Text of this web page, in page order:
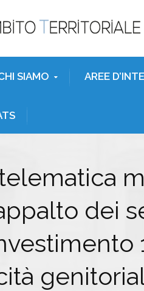
SIAMO AREE
dei